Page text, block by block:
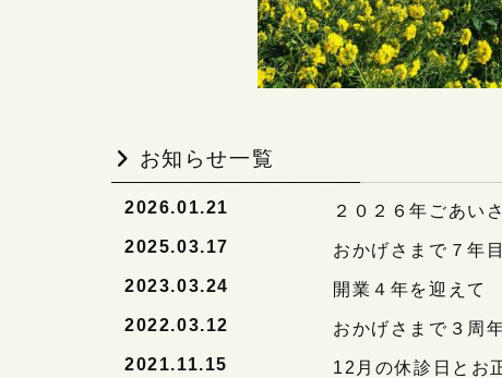
お知らせ一覧
2026.01.21
２０２６年ごあい
2025.03.17
おかげさまで７年
2023.03.24
開業４年を迎えて
2022.03.12
おかげさまで３周
2021.11.15
12月の休診日とお